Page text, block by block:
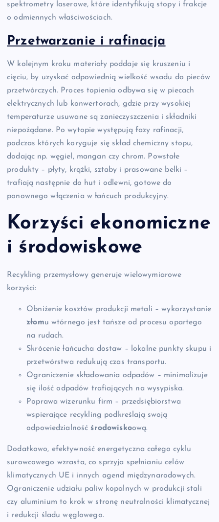
spektrometry laserowe, które identyfikują stopy i frakcje
o odmiennych właściwościach.
Przetwarzanie i rafinacja
W kolejnym kroku materiały poddaje się kruszeniu i
cięciu, by uzyskać odpowiednią wielkość wsadu do pieców
przetwórczych. Proces topienia odbywa się w piecach
elektrycznych lub konwertorach, gdzie przy wysokiej
temperaturze usuwane są zanieczyszczenia i składniki
niepożądane. Po wytopie występują fazy rafinacji,
podczas których koryguje się skład chemiczny stopu,
dodając np. węgiel, mangan czy chrom. Powstałe
produkty – płyty, krążki, sztaby i prasowane belki –
trafiają następnie do hut i odlewni, gotowe do
ponownego włączenia w łańcuch produkcyjny.
Korzyści ekonomiczne
i środowiskowe
Recykling przemysłowy generuje wielowymiarowe
korzyści:
Obniżenie kosztów produkcji metali – wykorzystanie
złomu wtórnego jest tańsze od procesu opartego
na rudach.
Skrócenie łańcucha dostaw – lokalne punkty skupu i
przetwórstwa redukują czas transportu.
Ograniczenie składowania odpadów – minimalizuje
się ilość odpadów trafiających na wysypiska.
Poprawa wizerunku firm – przedsiębiorstwa
wspierające recykling podkreślają swoją
odpowiedzialność środowiskoową.
Dodatkowo, efektywność energetyczna całego cyklu
surowcowego wzrasta, co sprzyja spełnianiu celów
klimatycznych UE i innych agend międzynarodowych.
Ograniczenie udziału paliw kopalnych w produkcji stali
czy aluminium to krok w stronę neutralności klimatycznej
i redukcji śladu węglowego.